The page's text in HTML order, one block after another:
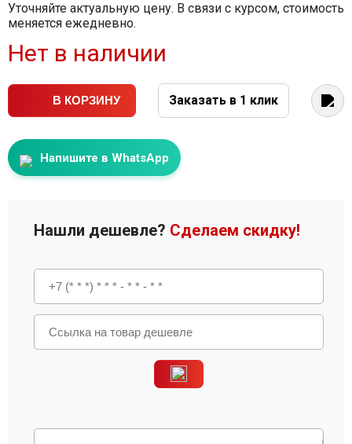
Уточняйте актуальную цену. В связи с курсом, стоимость
меняется ежедневно.
Нет в наличии
В КОРЗИНУ Заказать в 1 клик
Напишите в WhatsApp
Нашли дешевле? Сделаем скидку!